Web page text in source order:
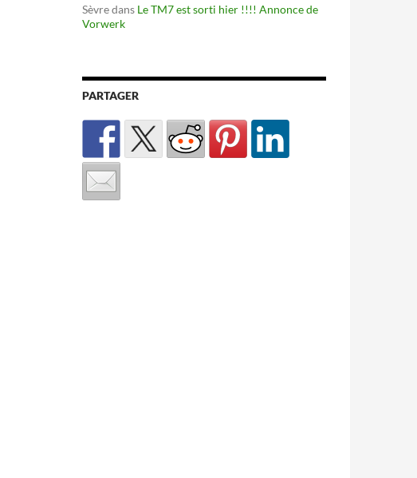
Sèvredans Le TM7 est sorti hier !!!! Annonce de
Vorwerk
PARTAGER